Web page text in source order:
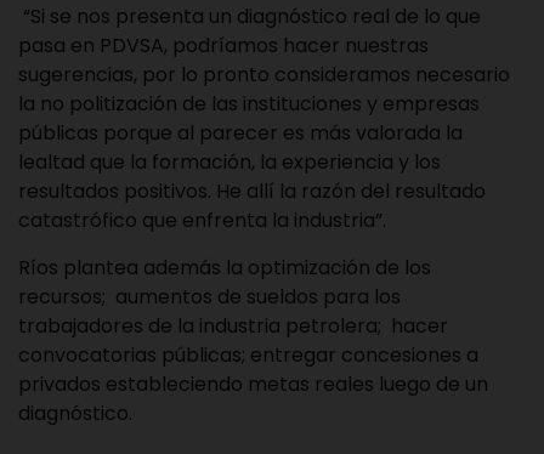
“Si se nos presenta un diagnóstico real de lo que
pasa en PDVSA, podríamos hacer nuestras
sugerencias, por lo pronto consideramos necesario
la no politización de las instituciones y empresas
públicas porque al parecer es más valorada la
lealtad que la formación, la experiencia y los
resultados positivos. He allí la razón del resultado
catastrófico que enfrenta la industria”.
Ríos plantea además la optimización de los
recursos; aumentos de sueldos para los
trabajadores de la industria petrolera; hacer
convocatorias públicas; entregar concesiones a
privados estableciendo metas reales luego de un
diagnóstico.